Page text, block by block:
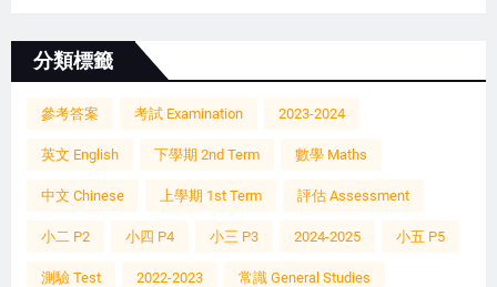
分類標籤
參考答案 考試 Examination 2023-2024
英文 English 下學期 2nd Term 數學 Maths
中文 Chinese 上學期 1st Term 評估 Assessment
小二 P2 小四 P4 小三 P3 2024-2025 小五 P5
測驗 Test 2022-2023 常識 General Studies